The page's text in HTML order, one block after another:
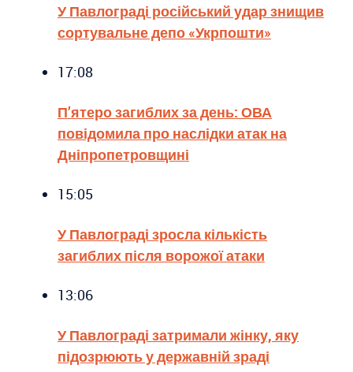
У Павлограді російський удар знищив
сортувальне депо «Укрпошти»
17:08
П’ятеро загиблих за день: ОВА
повідомила про наслідки атак на
Дніпропетровщині
15:05
У Павлограді зросла кількість
загиблих після ворожої атаки
13:06
У Павлограді затримали жінку, яку
підозрюють у державній зраді